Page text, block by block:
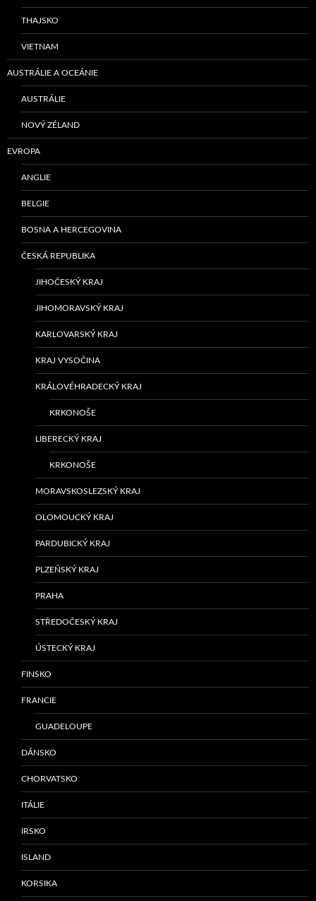
THAJSKO
VIETNAM
AUSTRÁLIE A OCEÁNIE
AUSTRÁLIE
NOVÝ ZÉLAND
EVROPA
ANGLIE
BELGIE
BOSNA A HERCEGOVINA
ČESKÁ REPUBLIKA
JIHOČESKÝ KRAJ
JIHOMORAVSKÝ KRAJ
KARLOVARSKÝ KRAJ
KRAJ VYSOČINA
KRÁLOVÉHRADECKÝ KRAJ
KRKONOŠE
LIBERECKÝ KRAJ
KRKONOŠE
MORAVSKOSLEZSKÝ KRAJ
OLOMOUCKÝ KRAJ
PARDUBICKÝ KRAJ
PLZEŇSKÝ KRAJ
PRAHA
STŘEDOČESKÝ KRAJ
ÚSTECKÝ KRAJ
FINSKO
FRANCIE
GUADELOUPE
DÁNSKO
CHORVATSKO
ITÁLIE
IRSKO
ISLAND
KORSIKA